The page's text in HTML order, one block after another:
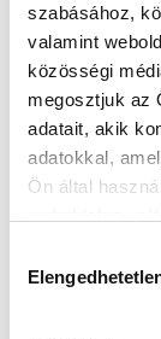
szabásához,
valamint
közösségi
megosztjuk az
adatait, akik
adatokkal,
Ön által
kiválasztása